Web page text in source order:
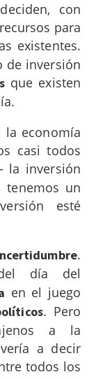
con
para
existentes.
de inversión
que existen
la economía
casi todos
la inversión
tenemos un
esté
.
día del
en el juego
. Pero
a la
a decir
todos los